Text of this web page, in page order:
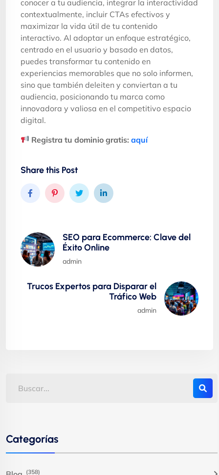
conocer a tu audiencia, integrar la interactividad
contextualmente, incluir CTAs efectivos y
maximizar la vida útil de tu contenido
interactivo. Al adoptar un enfoque estratégico,
centrado en el usuario y basado en datos,
puedes transformar tu contenido en
experiencias memorables que no solo informen,
sino que también deleiten y conviertan a tu
audiencia, posicionando tu marca como
innovadora y valiosa en el competitivo espacio
digital.
Registra tu dominio gratis:aquí
Share this Post
SEO para Ecommerce: Clave del
Éxito Online
admin
Trucos Expertos para Disparar el
Tráfico Web
admin
Categorías
(358)